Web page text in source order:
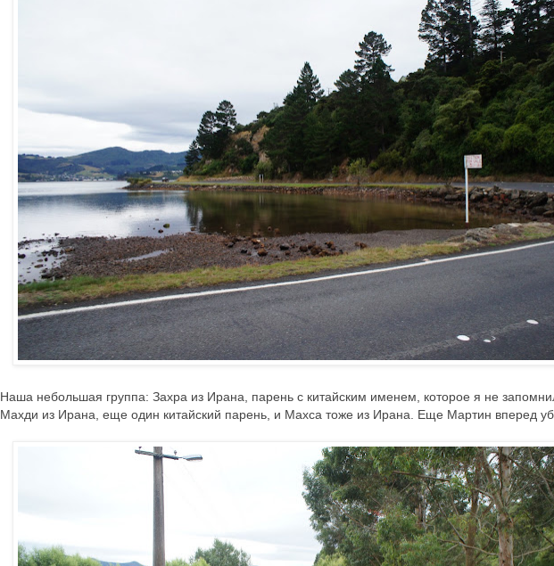
Наша небольшая группа: Захра из Ирана, парень с китайским именем, которое я не
Махди из Ирана, еще один китайский парень, и Махса тоже из Ирана. Еще Мартин вперед